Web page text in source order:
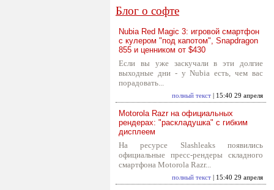
Блог о софте
Nubia Red Magic 3: игровой смартфон
с кулером "под капотом", Snapdragon
855 и ценником от $430
Если вы уже заскучали в эти долгие
выходные дни - у Nubia есть, чем вас
порадовать...
полный текст | 15:40 29 апреля
Motorola Razr на официальных
рендерах: "раскладушка" с гибким
дисплеем
На ресурсе Slashleaks появились
официальные пресс-рендеры складного
смартфона Motorola Razr...
полный текст | 15:40 29 апреля